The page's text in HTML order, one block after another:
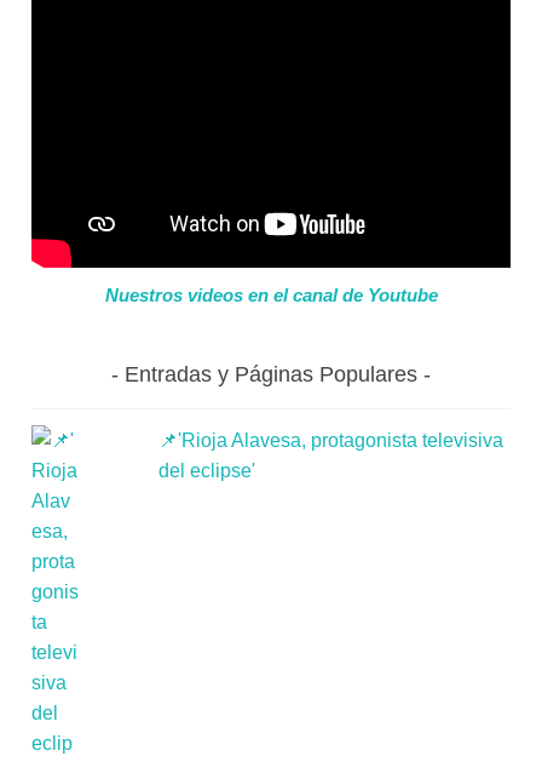
Nuestros videos en el canal de Youtube
Entradas y Páginas Populares
📌'Rioja Alavesa, protagonista televisiva
del eclipse'